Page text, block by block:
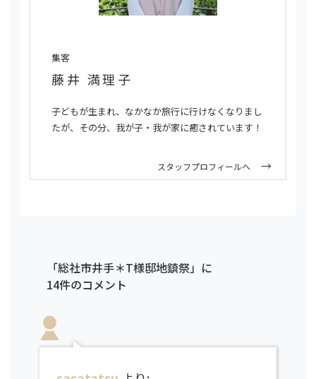
集客
藤井 満理子
子どもが生まれ、なかなか旅行に行けなくなりまし
たが、その分、我が子・我が家に癒されています！
スタッフプロフィールへ
「総社市井手＊T様邸地鎮祭」に
14件のコメント